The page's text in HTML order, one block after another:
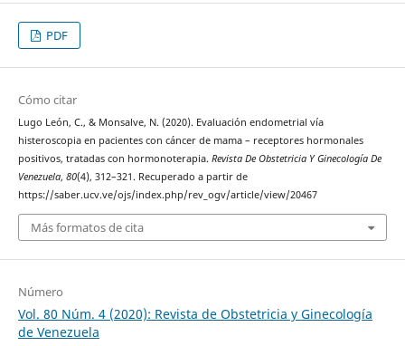
PDF
Cómo citar
Lugo León, C., & Monsalve, N. (2020). Evaluación endometrial vía
histeroscopia en pacientes con cáncer de mama – receptores hormonales
positivos, tratadas con hormonoterapia. Revista De Obstetricia Y Ginecología De
Venezuela, 80(4), 312–321. Recuperado a partir de
https://saber.ucv.ve/ojs/index.php/rev_ogv/article/view/20467
Más formatos de cita
Número
Vol. 80 Núm. 4 (2020): Revista de Obstetricia y Ginecología
de Venezuela